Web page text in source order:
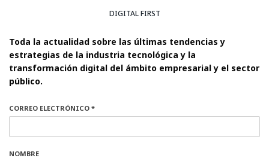
DIGITAL FIRST
Toda la actualidad sobre las últimas tendencias y
estrategias de la industria tecnológica y la
transformación digital del ámbito empresarial y el sector
público.
CORREO ELECTRÓNICO *
NOMBRE